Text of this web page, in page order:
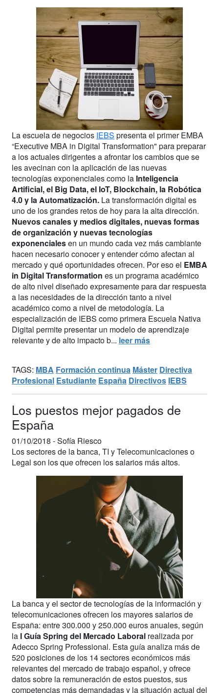
La escuela de negocios IEBS presenta el primer EMBA
“Executive MBA in Digital Transformation" para preparar
a los actuales dirigentes a afrontar los cambios que se
les avecinan con la aplicación de las nuevas
tecnologías exponenciales como la Inteligencia
Artificial, el Big Data, el IoT, Blockchain, la Robótica
4.0 y la Automatización. La transformación digital es
uno de los grandes retos de hoy para la alta dirección.
Nuevos canales y medios digitales, nuevas formas
de organización y nuevas tecnologías
exponencialesen un mundo cada vez más cambiante
hacen necesario conocer y entender cómo afectan al
mercado y qué oportunidades ofrecen. Por eso el EMBA
in Digital Transformation es un programa académico
de alto nivel diseñado expresamente para dar respuesta
a las necesidades de la dirección tanto a nivel
académico como a nivel de metodología. La
especialización de IEBS como primera Escuela Nativa
Digital permite presentar un modelo de aprendizaje
relevante y de alto impacto b... leer más
TAGS: MBA Formación continua Máster Directiva
Profesional Estudiante España Directivos IEBS
Los puestos mejor pagados de
España
01/10/2018 -Sofía Riesco
Los sectores de la banca, TI y Telecomunicaciones o
Legal son los que ofrecen los salarios más altos.
La banca y el sector de tecnologías de la información y
telecomunicaciones ofrecen los mayores salarios de
España: entre 300.000 y 250.000 euros anuales, según
la I Guía Spring del Mercado Laboral realizada por
Adecco Spring Professional. Esta guía analiza más de
520 posiciones de los 14 sectores económicos más
relevantes del mercado de trabajo español, y ofrece
datos sobre la remuneración de estos puestos, sus
competencias más demandadas y la situación actual del